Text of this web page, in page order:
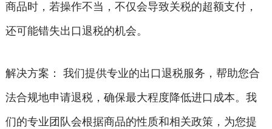
商品时，若操作不当，不仅会导致关税的超额支付，
还可能错失出口退税的机会。
解决方案： 我们提供专业的出口退税服务，帮助您合
法合规地申请退税，确保最大程度降低进口成本。我
们的专业团队会根据商品的性质和相关政策，为您提